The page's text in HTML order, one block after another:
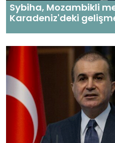
Sybiha, Mozambikli
Karadeniz'deki